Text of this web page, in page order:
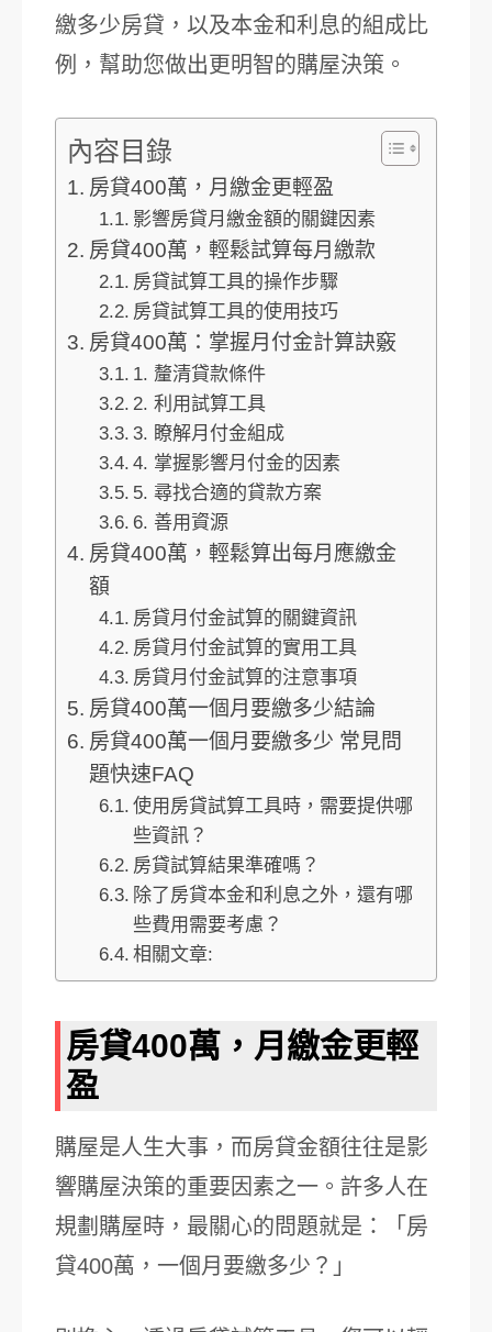
繳多少房貸，以及本金和利息的組成比
例，幫助您做出更明智的購屋決策。
內容目錄
房貸400萬，月繳金更輕盈
影響房貸月繳金額的關鍵因素
房貸400萬，輕鬆試算每月繳款
房貸試算工具的操作步驟
房貸試算工具的使用技巧
房貸400萬：掌握月付金計算訣竅
1. 釐清貸款條件
2. 利用試算工具
3. 瞭解月付金組成
4. 掌握影響月付金的因素
5. 尋找合適的貸款方案
6. 善用資源
房貸400萬，輕鬆算出每月應繳金
額
房貸月付金試算的關鍵資訊
房貸月付金試算的實用工具
房貸月付金試算的注意事項
房貸400萬一個月要繳多少結論
房貸400萬一個月要繳多少 常見問
題快速FAQ
使用房貸試算工具時，需要提供哪
些資訊？
房貸試算結果準確嗎？
除了房貸本金和利息之外，還有哪
些費用需要考慮？
相關文章:
房貸400萬，月繳金更輕
盈
購屋是人生大事，而房貸金額往往是影
響購屋決策的重要因素之一。許多人在
規劃購屋時，最關心的問題就是：「房
貸400萬，一個月要繳多少？」